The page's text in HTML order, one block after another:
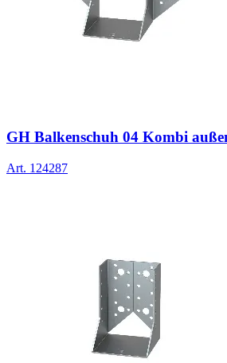
GH Balkenschuh 04 Kombi
Art. 124287